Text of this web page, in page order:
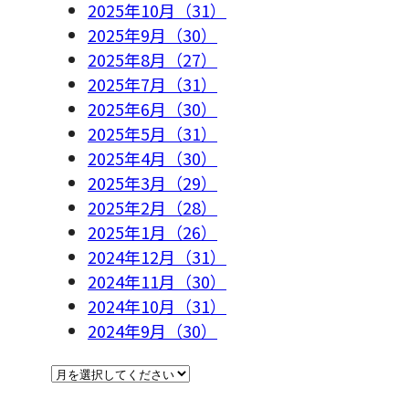
2025年10月（31）
2025年9月（30）
2025年8月（27）
2025年7月（31）
2025年6月（30）
2025年5月（31）
2025年4月（30）
2025年3月（29）
2025年2月（28）
2025年1月（26）
2024年12月（31）
2024年11月（30）
2024年10月（31）
2024年9月（30）